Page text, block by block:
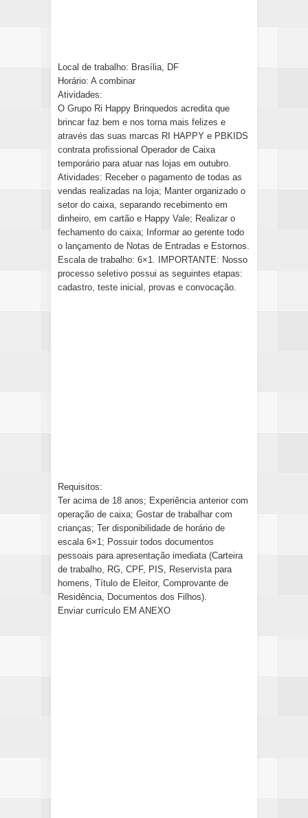
Local de trabalho: Brasília, DF
Horário: A combinar
Atividades:
O Grupo Ri Happy Brinquedos acredita que
brincar faz bem e nos torna mais felizes e
através das suas marcas RI HAPPY e PBKIDS
contrata profissional Operador de Caixa
temporário para atuar nas lojas em outubro.
Atividades: Receber o pagamento de todas as
vendas realizadas na loja; Manter organizado o
setor do caixa, separando recebimento em
dinheiro, em cartão e Happy Vale; Realizar o
fechamento do caixa; Informar ao gerente todo
o lançamento de Notas de Entradas e Estornos.
Escala de trabalho: 6×1. IMPORTANTE: Nosso
processo seletivo possui as seguintes etapas:
cadastro, teste inicial, provas e convocação.
Requisitos:
Ter acima de 18 anos; Experiência anterior com
operação de caixa; Gostar de trabalhar com
crianças; Ter disponibilidade de horário de
escala 6×1; Possuir todos documentos
pessoais para apresentação imediata (Carteira
de trabalho, RG, CPF, PIS, Reservista para
homens, Título de Eleitor, Comprovante de
Residência, Documentos dos Filhos).
Enviar currículo EM ANEXO